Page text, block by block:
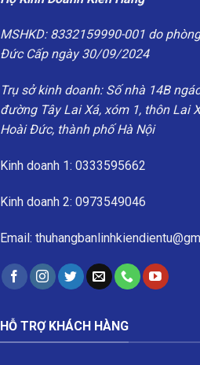
MSHKD: 8332159990-001 do
Đức Cấp ngày 30/09/2024
Trụ sở kinh doanh: Số nhà 14B
đường Tây Lai Xá, xóm 1, thôn Lai
Hoài Đức, thành phố Hà Nội
Kinh doanh 1: 0333595662
Kinh doanh 2: 0973549046
Email:
HỖ TRỢ KHÁCH HÀNG